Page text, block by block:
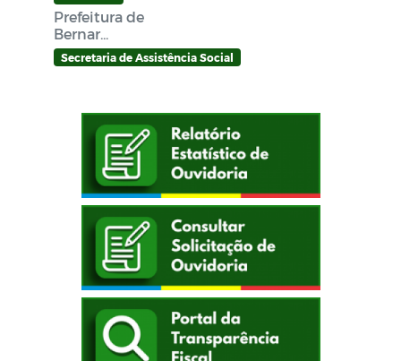
Prefeitura de
Bernar...
Secretaria de Assistência Social